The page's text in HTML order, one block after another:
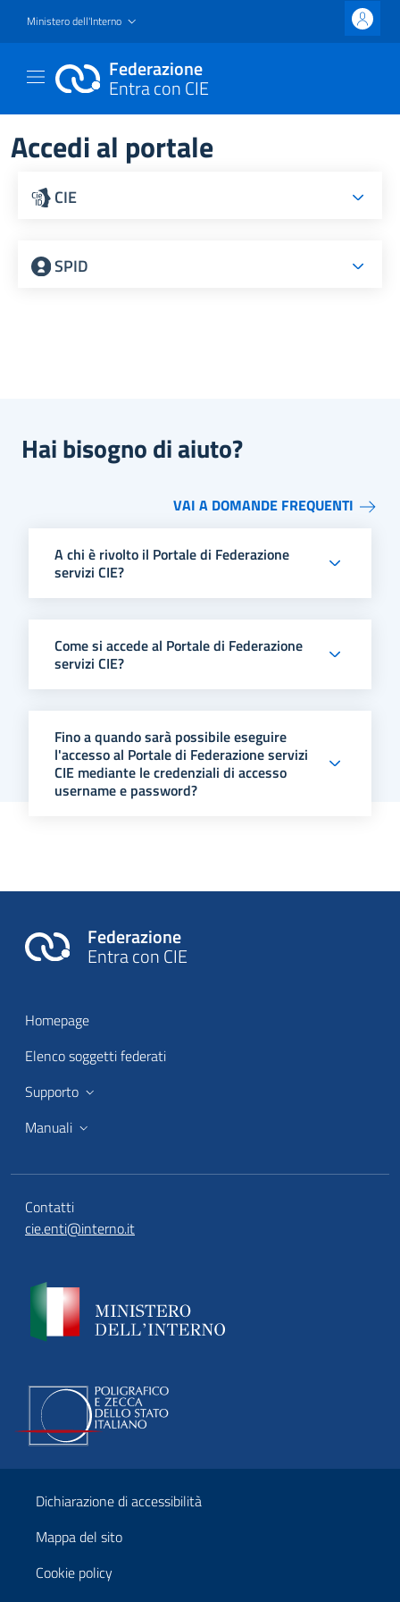
Ministero dell'Interno
Federazione
Entra con CIE
Accedi al portale
CIE
SPID
Hai bisogno di aiuto?
VAI A DOMANDE FREQUENTI
A chi è rivolto il Portale di Federazione
servizi CIE?
Come si accede al Portale di Federazione
servizi CIE?
Fino a quando sarà possibile eseguire
l'accesso al Portale di Federazione servizi
CIE mediante le credenziali di accesso
username e password?
Federazione
Entra con CIE
Homepage
Elenco soggetti federati
Supporto
Manuali
Contatti
cie.enti@interno.it
Dichiarazione di accessibilità
Mappa del sito
Cookie policy